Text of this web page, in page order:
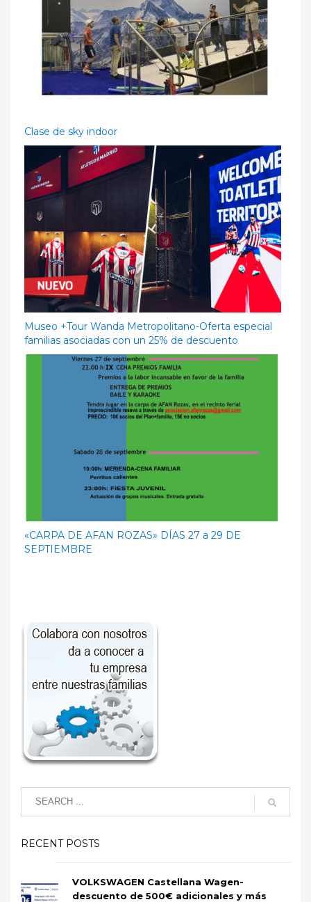
Clase de sky indoor
Museo +Tour Wanda Metropolitano-Oferta especial
familias asociadas con un 25% de descuento
«CARPA DE AFAN ROZAS» DÍAS 27 a 29 DE
SEPTIEMBRE
RECENT POSTS
VOLKSWAGEN Castellana Wagen-
descuento de 500€ adicionales y más